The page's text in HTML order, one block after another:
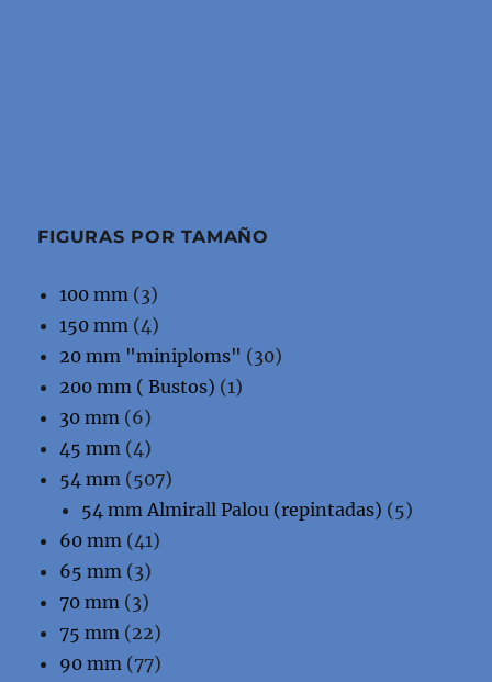
FIGURAS POR TAMAÑO
100 mm (3)
150 mm (4)
20 mm "miniploms" (30)
200 mm ( Bustos) (1)
30 mm (6)
45 mm (4)
54 mm (507)
54 mm Almirall Palou (repintadas) (5)
60 mm (41)
65 mm (3)
70 mm (3)
75 mm (22)
90 mm (77)